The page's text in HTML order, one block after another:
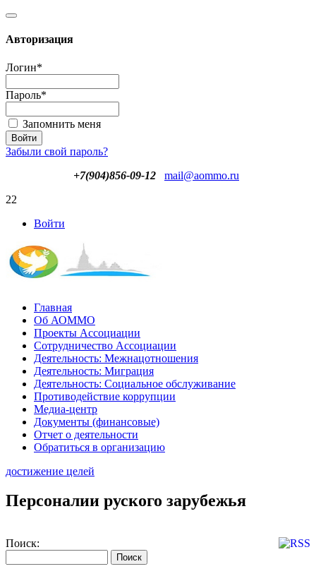
Авторизация
Логин*
Пароль*
Запомнить меня
Забыли свой пароль?
+7(904)856-09-12
mail@aommo.ru
22
Войти
Главная
Об АОММО
Проекты Ассоциации
Сотрудничество Ассоциации
Деятельность: Межнацотношения
Деятельность: Миграция
Деятельность: Социальное обслуживание
Противодействие коррупции
Медиа-центр
Документы (финансовые)
Отчет о деятельности
Обратиться в организацию
достижение целей
Персоналии руского зарубежья
Поиск: